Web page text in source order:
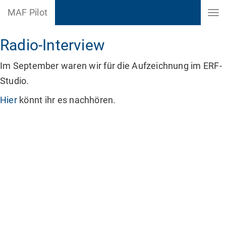
MAF Pilot
Interview
Radio-Interview
Im September waren wir für die Aufzeichnung im ERF-
Studio.
Hier könnt ihr es nachhören.